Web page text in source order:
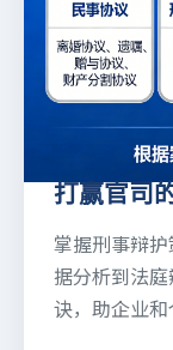
打赢官司
掌握刑事辩
据分析到法
诀，助企业